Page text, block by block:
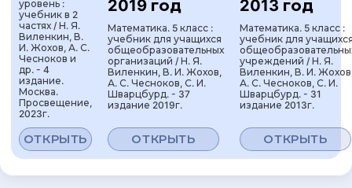
уровень :
учебник в 2
частях / Н. Я.
Виленкин, В.
И. Жохов, А. С.
Чесноков и
др. - 4
издание.
Москва.
Просвещение,
2023г.
ОТКРЫТЬ
2019 год
Математика. 5 класс :
учебник для учащихся
общеобразовательных
организаций / Н. Я.
Виленкин, В. И. Жохов,
А. С. Чесноков, С. И.
Шварцбурд. - 37
издание 2019г.
ОТКРЫТЬ
2013 год
Математика. 5 класс :
учебник для
учреждений / Н. Я.
Виленкин, В. И.
А. С. Чесноков, С. И.
Шварцбурд. - 31
издание 2013г.
ОТКРЫТЬ